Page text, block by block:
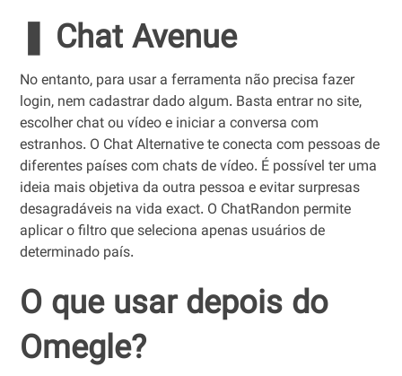
❚ Chat Avenue
No entanto, para usar a ferramenta não precisa fazer
login, nem cadastrar dado algum. Basta entrar no site,
escolher chat ou vídeo e iniciar a conversa com
estranhos. O Chat Alternative te conecta com pessoas de
diferentes países com chats de vídeo. É possível ter uma
ideia mais objetiva da outra pessoa e evitar surpresas
desagradáveis na vida exact. O ChatRandon permite
aplicar o filtro que seleciona apenas usuários de
determinado país.
O que usar depois do
Omegle?